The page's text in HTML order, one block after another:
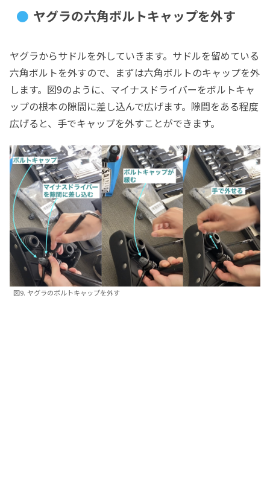
ヤグラの六角ボルトキャップを外す
ヤグラからサドルを外していきます。サドルを留めている
六角ボルトを外すので、まずは六角ボルトのキャップを外
します。図9のように、マイナスドライバーをボルトキャ
ップの根本の隙間に差し込んで広げます。隙間をある程度
広げると、手でキャップを外すことができます。
図9. ヤグラのボルトキャップを外す